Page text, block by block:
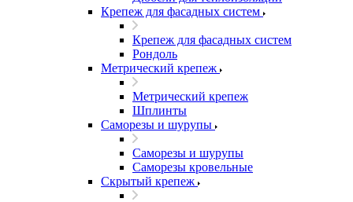
Крепеж для фасадных систем
Крепеж для фасадных систем
Рондоль
Метрический крепеж
Метрический крепеж
Шплинты
Саморезы и шурупы
Саморезы и шурупы
Саморезы кровельные
Скрытый крепеж